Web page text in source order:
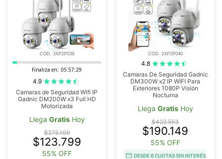
COD. 3XP2P039
Finaliza en: 05:57:28
4.9
Camaras de Seguridad Wifi IP
Gadnic DM200W x3 Full HD
Motorizada
Llega GratisHoy
$275.109
$123.799
55% OFF
COD. 2XP2P040
4.8
Camaras De Seguridad Gadnic
DM300W x2 IP WIFI Para
Exteriores 1080P Visión
Nocturna
Llega GratisHoy
$422.553
$190.149
55% OFF
DESDE 6 CUOTAS SIN INTERÉS